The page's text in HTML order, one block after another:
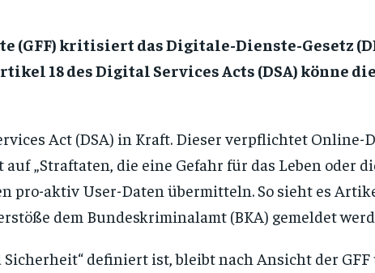
kritisiert das Digitale-Dienste-Gesetz
18 des Digital Services Acts (DSA) könne
Act (DSA) in Kraft. Dieser verpflichtet Online-
„Straftaten, die eine Gefahr für das Leben oder
pro-aktiv User-Daten übermitteln. So sieht es
dem Bundeskriminalamt (BKA) gemeldet
definiert ist, bleibt nach Ansicht der